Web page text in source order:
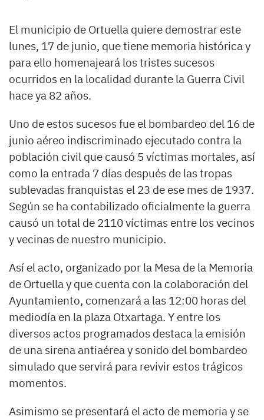
El municipio de Ortuella quiere demostrar este
lunes, 17 de junio, que tiene memoria histórica y
para ello homenajeará los tristes sucesos
ocurridos en la localidad durante la Guerra Civil
hace ya 82 años.
Uno de estos sucesos fue el bombardeo del 16 de
junio aéreo indiscriminado ejecutado contra la
población civil que causó 5 víctimas mortales, así
como la entrada 7 días después de las tropas
sublevadas franquistas el 23 de ese mes de 1937.
Según se ha contabilizado oficialmente la guerra
causó un total de 2110 víctimas entre los vecinos
y vecinas de nuestro municipio.
Así el acto, organizado por la Mesa de la Memoria
de Ortuella y que cuenta con la colaboración del
Ayuntamiento, comenzará a las 12:00 horas del
mediodía en la plaza Otxartaga. Y entre los
diversos actos programados destaca la emisión
de una sirena antiaérea y sonido del bombardeo
simulado que servirá para revivir estos trágicos
momentos.
Asimismo se presentará el acto de memoria y se